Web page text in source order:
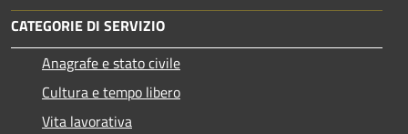
CATEGORIE DI SERVIZIO
Anagrafe e stato civile
Cultura e tempo libero
Vita lavorativa